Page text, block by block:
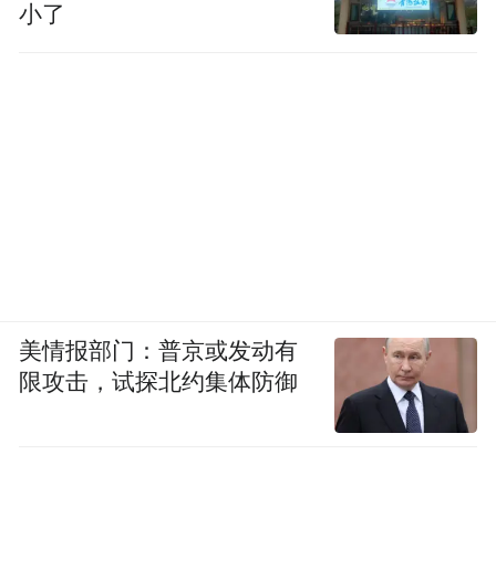
小了
美情报部门：普京或发动有
限攻击，试探北约集体防御